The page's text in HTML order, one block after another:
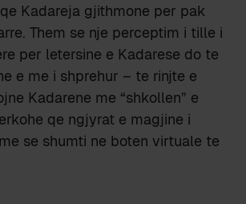
Kadareja gjithmone per pak
Them se nje perceptim i tille i
per letersine e Kadarese do te
e me i shprehur – te rinjte e
Kadarene me “shkollen” e
qe ngjyrat e magjine i
se shumti ne boten virtuale te